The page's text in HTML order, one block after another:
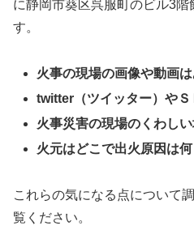
に静岡市葵区呉服町のビル3
す。
火事の現場の画像や動画は
twitter（ツイッター）やＳ
火事災害の現場のくわし
火元はどこで出火原因は何
これらの気になる点について
覧ください。